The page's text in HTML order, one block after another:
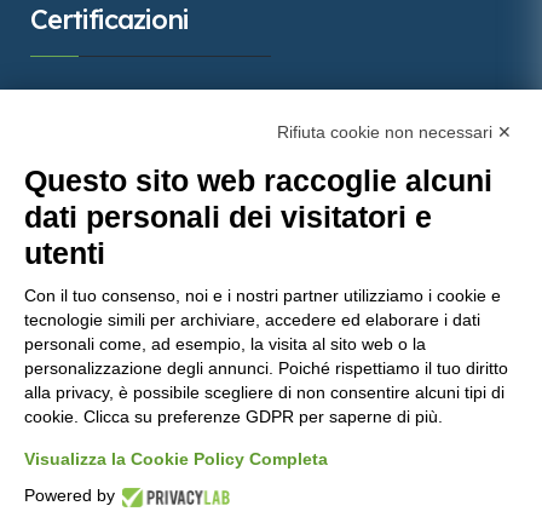
Certificazioni
Molinaro Manufattipunta sulla qualità certificata, con
importanti attestazioni che garantiscono prodotti e
servizi all’avanguardia nel settore del calcestruzzo.
Rifiuta cookie non necessari ✕
Questo sito web raccoglie alcuni
dati personali dei visitatori e
utenti
Con il tuo consenso, noi e i nostri partner utilizziamo i cookie e
tecnologie simili per archiviare, accedere ed elaborare i dati
personali come, ad esempio, la visita al sito web o la
personalizzazione degli annunci. Poiché rispettiamo il tuo diritto
alla privacy, è possibile scegliere di non consentire alcuni tipi di
cookie. Clicca su preferenze GDPR per saperne di più.
Visualizza la Cookie Policy Completa
Powered by